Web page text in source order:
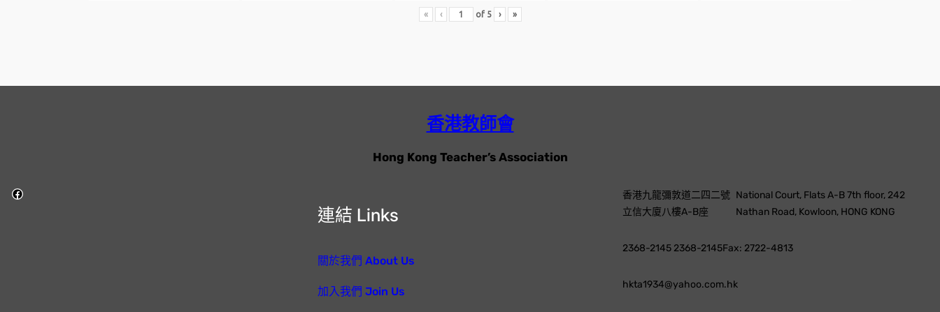
« ‹ of 5 › »
香港教師會
Hong Kong Teacher’s Association
連結 Links
關於我們 About Us
加入我們 Join Us
香港九龍彌敦道二四二號
立信大廈八樓A-B座
National Court, Flats A-B 7th floor, 242
Nathan Road, Kowloon, HONG KONG
2368-2145 2368-2145Fax: 2722-4813
hkta1934@yahoo.com.hk